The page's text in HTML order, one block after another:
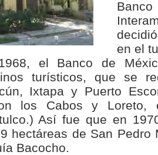
en el
el Banco de
turísticos, que se
Ixtapa y Puerto
los Cabos y Loreto,
Así fue que en
hectáreas de San Pedro
Bacocho.